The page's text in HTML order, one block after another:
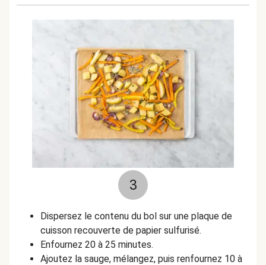
3
Dispersez le contenu du bol sur une plaque de
cuisson recouverte de papier sulfurisé.
Enfournez 20 à 25 minutes.
Ajoutez la sauge, mélangez, puis renfournez 10 à